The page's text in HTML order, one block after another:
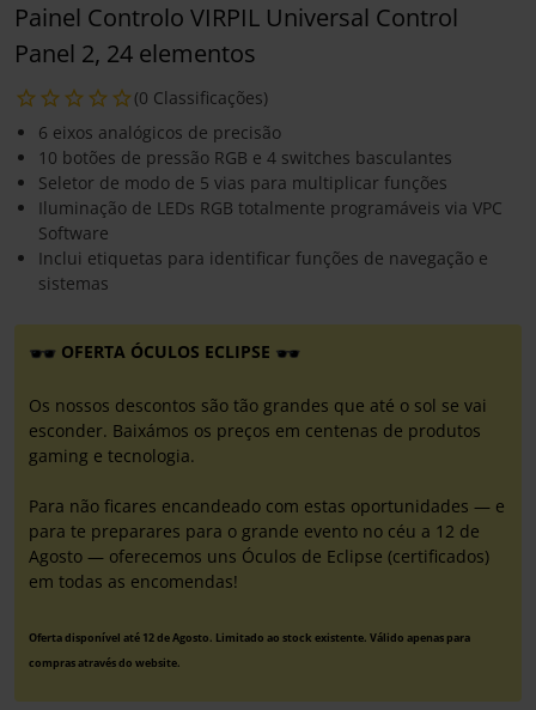
Painel Controlo VIRPIL Universal Control
Panel 2, 24 elementos
(0 Classificações)
6 eixos analógicos de precisão
10 botões de pressão RGB e 4 switches basculantes
Seletor de modo de 5 vias para multiplicar funções
Iluminação de LEDs RGB totalmente programáveis via VPC
Software
Inclui etiquetas para identificar funções de navegação e
sistemas
OFERTA ÓCULOS ECLIPSE
Os nossos descontos são tão grandes que até o sol se vai
esconder. Baixámos os preços em centenas de produtos
gaming e tecnologia.
Para não ficares encandeado com estas oportunidades — e
para te preparares para o grande evento no céu a 12 de
Agosto — oferecemos uns Óculos de Eclipse (certificados)
em todas as encomendas!
Oferta disponível até 12 de Agosto. Limitado ao stock existente. Válido apenas para
compras através do website.